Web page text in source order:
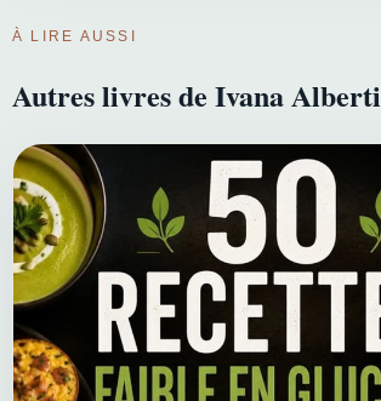
À LIRE AUSSI
Autres livres de Ivana Alberti